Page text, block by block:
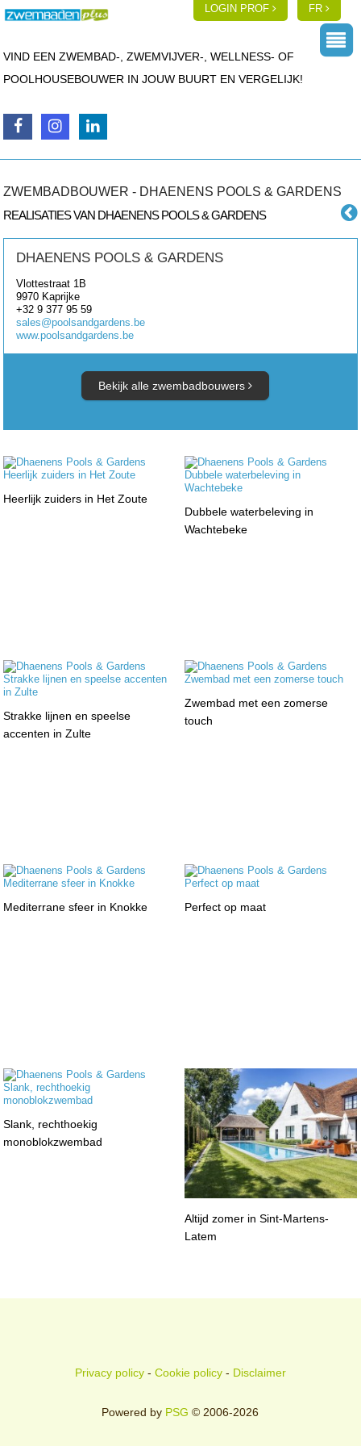
LOGIN PROF FR
VIND EEN ZWEMBAD-, ZWEMVIJVER-, WELLNESS- OF
POOLHOUSEBOUWER IN JOUW BUURT EN VERGELIJK!
ZWEMBADBOUWER - DHAENENS POOLS & GARDENS
REALISATIES VAN DHAENENS POOLS & GARDENS
DHAENENS POOLS & GARDENS
Vlottestraat 1B
9970 Kaprijke
+32 9 377 95 59
sales@poolsandgardens.be
www.poolsandgardens.be
Bekijk alle zwembadbouwers
Heerlijk zuiders in Het Zoute
Dubbele waterbeleving in
Wachtebeke
Strakke lijnen en speelse
accenten in Zulte
Zwembad met een zomerse
touch
Mediterrane sfeer in Knokke Perfect op maat
Slank, rechthoekig
monoblokzwembad
Altijd zomer in Sint-Martens-
Latem
Privacy policy- Cookie policy- Disclaimer
Powered by PSG © 2006-2026